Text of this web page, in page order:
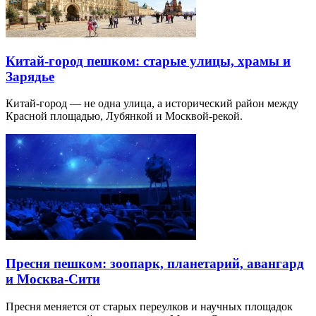
Китай-город пешком: старые улицы, храмы и
Зарядье
Китай-город — не одна улица, а исторический район между
Красной площадью, Лубянкой и Москвой-рекой.
Пресня пешком: зоопарк, планетарий, авангард
и Москва-Сити
Пресня меняется от старых переулков и научных площадок